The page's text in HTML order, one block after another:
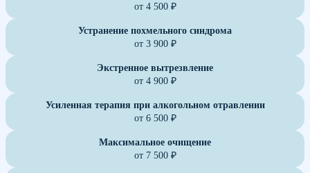
от 4 500 ₽
Устранение похмельного синдрома
от 3 900 ₽
Экстренное вытрезвление
от 4 900 ₽
Усиленная терапия при алкогольном отравлении
от 6 500 ₽
Максимальное очищение
от 7 500 ₽